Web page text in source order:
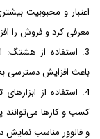
اعتبار و محبوبیت
معرفی کرد و فروش را
3. استفاده از
باعث افزایش دسترسی
4. استفاده از ابزارهای
کسب و کارها
و فالوور مناسب نمایش